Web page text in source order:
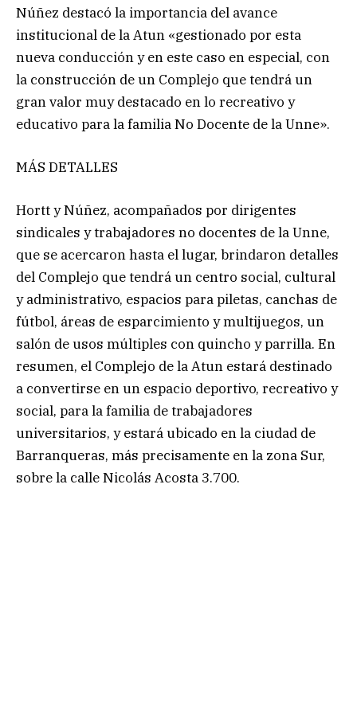
Núñez destacó la importancia del avance
institucional de la Atun «gestionado por esta
nueva conducción y en este caso en especial, con
la construcción de un Complejo que tendrá un
gran valor muy destacado en lo recreativo y
educativo para la familia No Docente de la Unne».
MÁS DETALLES
Hortt y Núñez, acompañados por dirigentes
sindicales y trabajadores no docentes de la Unne,
que se acercaron hasta el lugar, brindaron detalles
del Complejo que tendrá un centro social, cultural
y administrativo, espacios para piletas, canchas de
fútbol, áreas de esparcimiento y multijuegos, un
salón de usos múltiples con quincho y parrilla. En
resumen, el Complejo de la Atun estará destinado
a convertirse en un espacio deportivo, recreativo y
social, para la familia de trabajadores
universitarios, y estará ubicado en la ciudad de
Barranqueras, más precisamente en la zona Sur,
sobre la calle Nicolás Acosta 3.700.